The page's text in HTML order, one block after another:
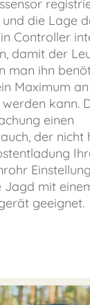
die Lage
Controller
damit der
man ihn
Maximum
kann.
einen
der nicht
Jagd mit
geeignet.